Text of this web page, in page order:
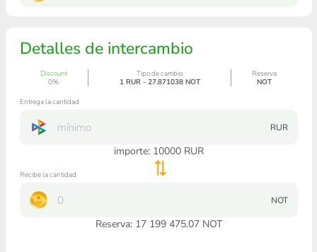
Detalles de intercambio
Discount
0%
Tipo de cambio
1 RUR - 27.871038 NOT
Reserva
NOT
Entrega la cantidad
RUR
importe: 10000RUR
Recibe la cantidad
NOT
Reserva: 17 199 475.07 NOT